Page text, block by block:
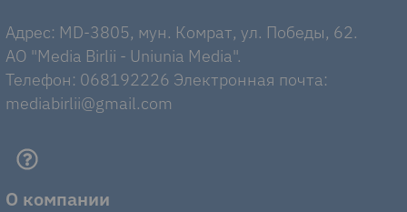
Адрес: MD-3805, мун. Комрат, ул. Победы, 62.
AO "Media Birlii - Uniunia Media".
Телефон: 068192226 Электронная почта:
mediabirlii@gmail.com
О компании